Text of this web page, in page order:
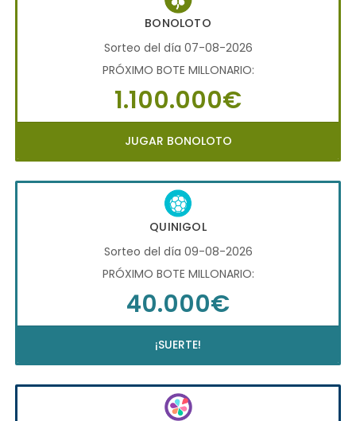
BONOLOTO
Sorteo del día 07-08-2026
PRÓXIMO BOTE MILLONARIO:
1.100.000€
JUGAR BONOLOTO
QUINIGOL
Sorteo del día 09-08-2026
PRÓXIMO BOTE MILLONARIO:
40.000€
¡SUERTE!